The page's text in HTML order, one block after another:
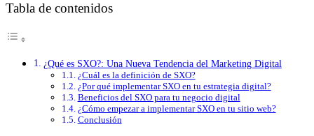
Tabla de contenidos
¿Qué es SXO?: Una Nueva Tendencia del Marketing Digital
¿Cuál es la definición de SXO?
¿Por qué implementar SXO en tu estrategia digital?
Beneficios del SXO para tu negocio digital
¿Cómo empezar a implementar SXO en tu sitio web?
Conclusión